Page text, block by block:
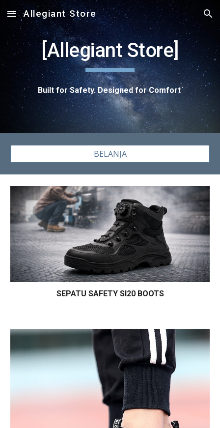
Skip to main content Skip to navigation
Allegiant Store
[Allegiant Store]
Built for Safety. Designed for Comfort
BELANJA
SEPATU SAFETY SI20 BOOTS